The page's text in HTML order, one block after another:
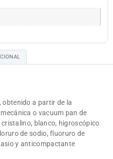
obtenido a partir de la
o vacuum pan de
blanco, higroscópico
de sodio, fluoruro de
y anticompactante